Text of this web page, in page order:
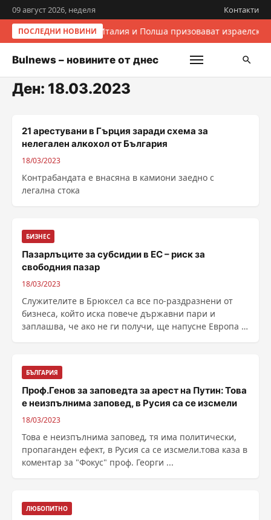
09 август 2026, неделя Контакти
ПОСЛЕДНИ НОВИНИ Италия и Полша призовават
Bulnews – новините от днес
Ден: 18.03.2023
21 арестувани в Гърция заради схема за
нелегален алкохол от България
18/03/2023
Контрабандата е внасяна в камиони заедно с
легална стока
БИЗНЕС
Пазарлъците за субсидии в ЕС – риск за
свободния пазар
18/03/2023
Служителите в Брюксел са все по-раздразнени от
бизнеса, който иска повече държавни пари и
заплашва, че ако не ги получи, ще напусне Европа и
БЪЛГАРИЯ
Проф.Генов за заповедта за арест на Путин: Това
е неизпълнима заповед, в Русия са се изсмели
18/03/2023
Това е неизпълнима заповед, тя има политически,
пропаганден ефект, в Русия са се изсмели.това каза в
коментар за "Фокус" проф. Георги ...
ЛЮБОПИТНО